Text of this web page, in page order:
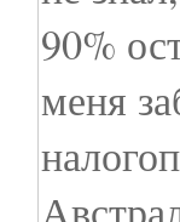
90%
меня